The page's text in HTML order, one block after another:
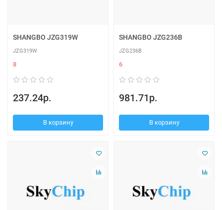
SHANGBO JZG319W
JZG319W
8
237.24р.
В корзину
SHANGBO JZG236B
JZG236B
6
981.71р.
В корзину